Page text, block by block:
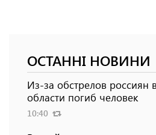
ОСТАННІ НОВИНИ
Из-за обстрелов россиян
области погиб человек
10:40